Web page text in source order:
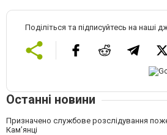
Поділіться та підписуйтесь на наші
Останні новини
Призначено службове розслідування
Кам’янці